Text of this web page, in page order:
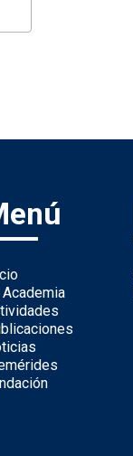
Academia